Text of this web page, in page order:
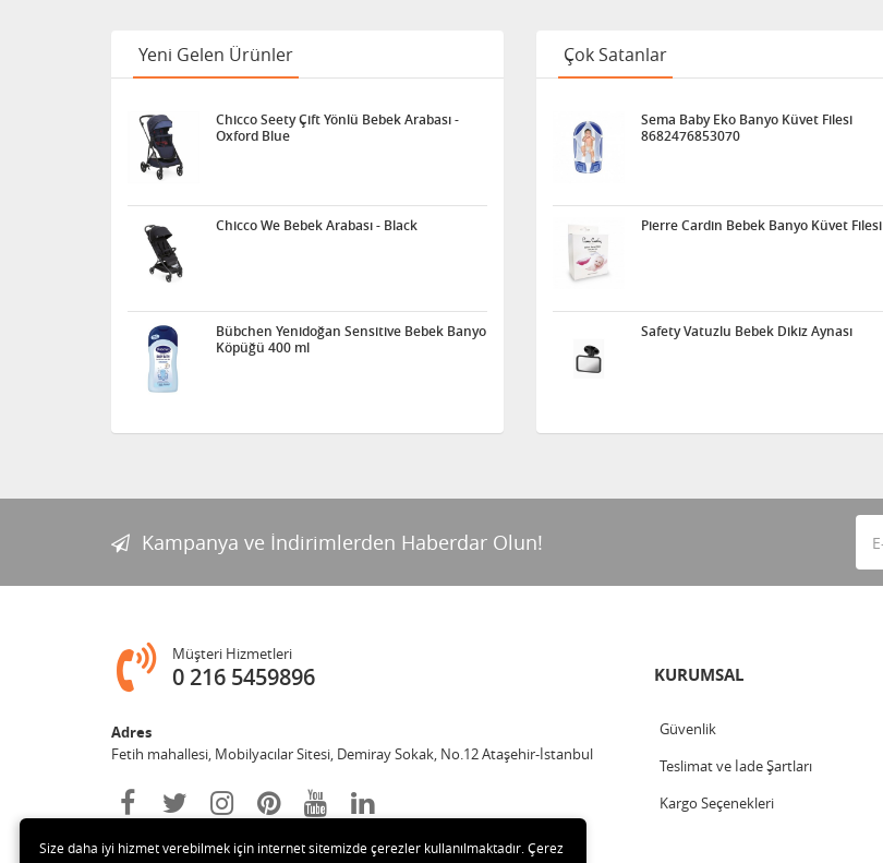
Yeni Gelen Ürünler
Chicco Seety Çift Yönlü Bebek Arabası -
Oxford Blue
Chicco We Bebek Arabası - Black
Bübchen Yenidoğan Sensitive Bebek Banyo
Köpüğü 400 ml
Çok Satanlar
Sema Baby Eko Banyo Küvet Filesi
8682476853070
Pierre Cardin Bebek Banyo Küvet Filesi
Safety Vatuzlu Bebek Dikiz Aynası
Kampanya ve İndirimlerden Haberdar Olun!
Müşteri Hizmetleri
0 216 5459896
Adres
Fetih mahallesi, Mobilyacılar Sitesi, Demiray Sokak, No.12 Ataşehir-İstanbul
KURUMSAL
Güvenlik
Teslimat ve İade Şartları
Kargo Seçenekleri
Size daha iyi hizmet verebilmek için internet sitemizde çerezler kullanılmaktadır. Çerez